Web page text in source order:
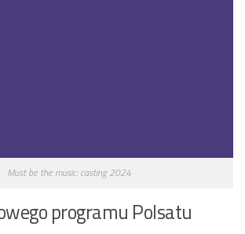
Must be the music: casting 2024
programu Polsatu